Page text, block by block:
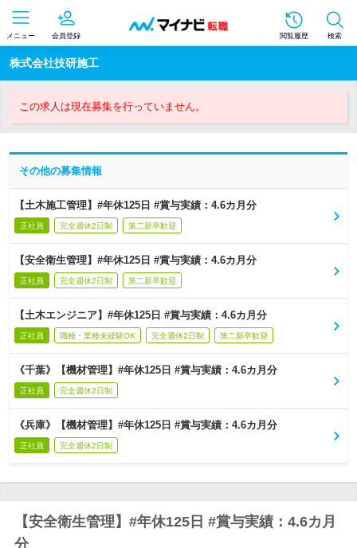
メニュー 会員登録 閲覧履歴 検索
株式会社技研施工
この求人は現在募集を行っていません。
その他の募集情報
【土木施工管理】#年休125日 #賞与実績：4.6カ月分
正社員 完全週休2日制 第二新卒歓迎
【安全衛生管理】#年休125日 #賞与実績：4.6カ月分
正社員 完全週休2日制 第二新卒歓迎
【土木エンジニア】#年休125日 #賞与実績：4.6カ月分
正社員 職種・業種未経験OK 完全週休2日制 第二新卒歓迎
《千葉》【機材管理】#年休125日 #賞与実績：4.6カ月分
正社員 完全週休2日制
《兵庫》【機材管理】#年休125日 #賞与実績：4.6カ月分
正社員 完全週休2日制
【安全衛生管理】#年休125日 #賞与実績：4.6カ月
分